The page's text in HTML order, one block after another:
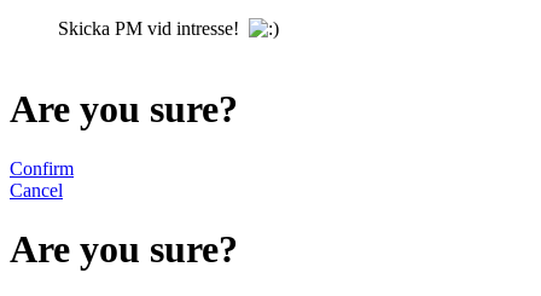
Skicka PM vid intresse!
Are you sure?
Confirm
Cancel
Are you sure?